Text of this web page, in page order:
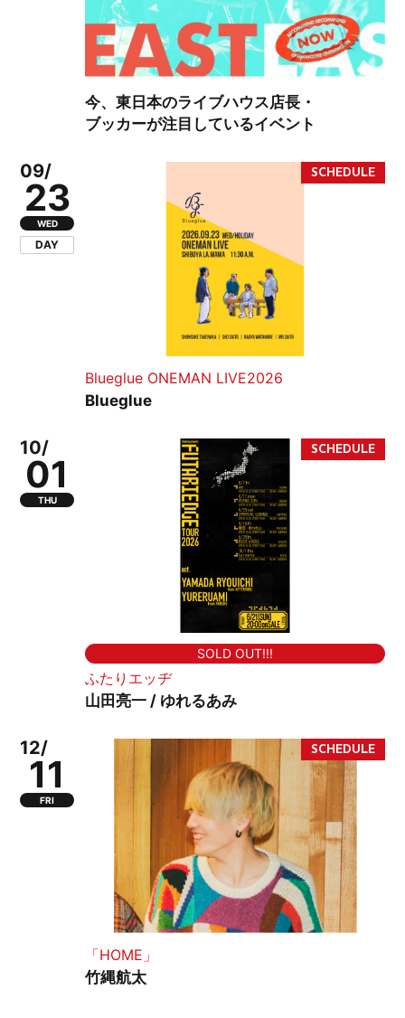
今、東日本のライブハウス店長・
ブッカーが注目しているイベント
09/
23
WED
DAY
Blueglue ONEMAN LIVE2026
Blueglue
10/
01
THU
SOLD OUT!!!
ふたりエッヂ
山田亮一 / ゆれるあみ
12/
11
FRI
「HOME」
竹縄航太